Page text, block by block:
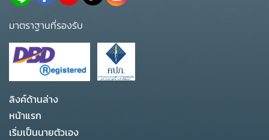
มาตราฐานที่รองรับ
ลิงค์ด้านล่าง
หน้าแรก
เริ่มเป็นนายตัวเอง